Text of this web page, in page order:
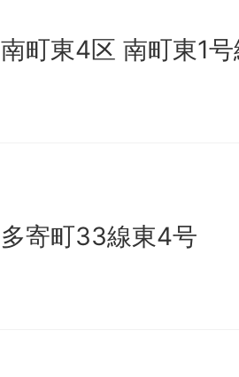
南町東4区 南町東1
多寄町33線東4号